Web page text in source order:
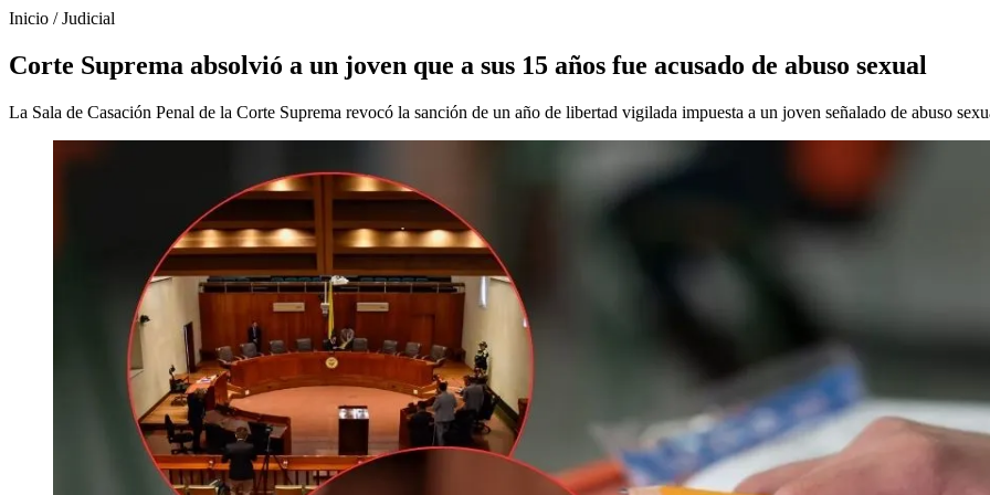
Inicio /Judicial
Corte Suprema absolvió a un joven que a sus 15 años fue acusado de abuso sexual
La Sala de Casación Penal de la Corte Suprema revocó la sanción de un año de libertad vigilada impuesta a un joven señalado de abuso